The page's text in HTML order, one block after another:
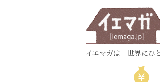
イエマガは「世界にひ